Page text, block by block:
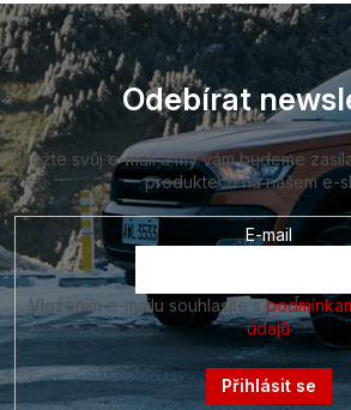
Z
á
p
a
t
í
Odebírat
Vložte svůj e-mail a my vám budeme
produktech na našem e-
E-mail
Vložením e-mailu souhlasíte s
údajů
Přihlásit se